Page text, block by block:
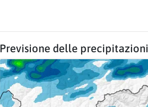
Previsione delle precipitazioni